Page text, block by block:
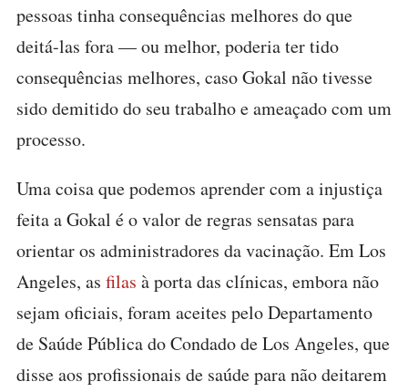
pessoas tinha consequências melhores do que
deitá-las fora — ou melhor, poderia ter tido
consequências melhores, caso Gokal não tivesse
sido demitido do seu trabalho e ameaçado com um
processo.
Uma coisa que podemos aprender com a injustiça
feita a Gokal é o valor de regras sensatas para
orientar os administradores da vacinação. Em Los
Angeles, as filas à porta das clínicas, embora não
sejam oficiais, foram aceites pelo Departamento
de Saúde Pública do Condado de Los Angeles, que
disse aos profissionais de saúde para não deitarem